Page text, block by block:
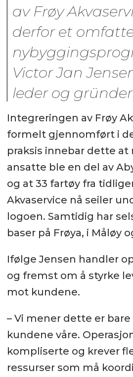
av Frøy
derfor et
Victor Jan
leder og gründer
Integreringen av Frøy
formelt gjennomført i
praksis innebar dette at
ansatte ble en del av
og at 33 fartøy fra
Akvaservice nå seiler
logoen. Samtidig har
baser på Frøya, i Måløy
Ifølge Jensen handler
og fremst om å styrke
mot kundene.
– Vi mener dette er
kundene våre.
kompliserte og krever
ressurser som må